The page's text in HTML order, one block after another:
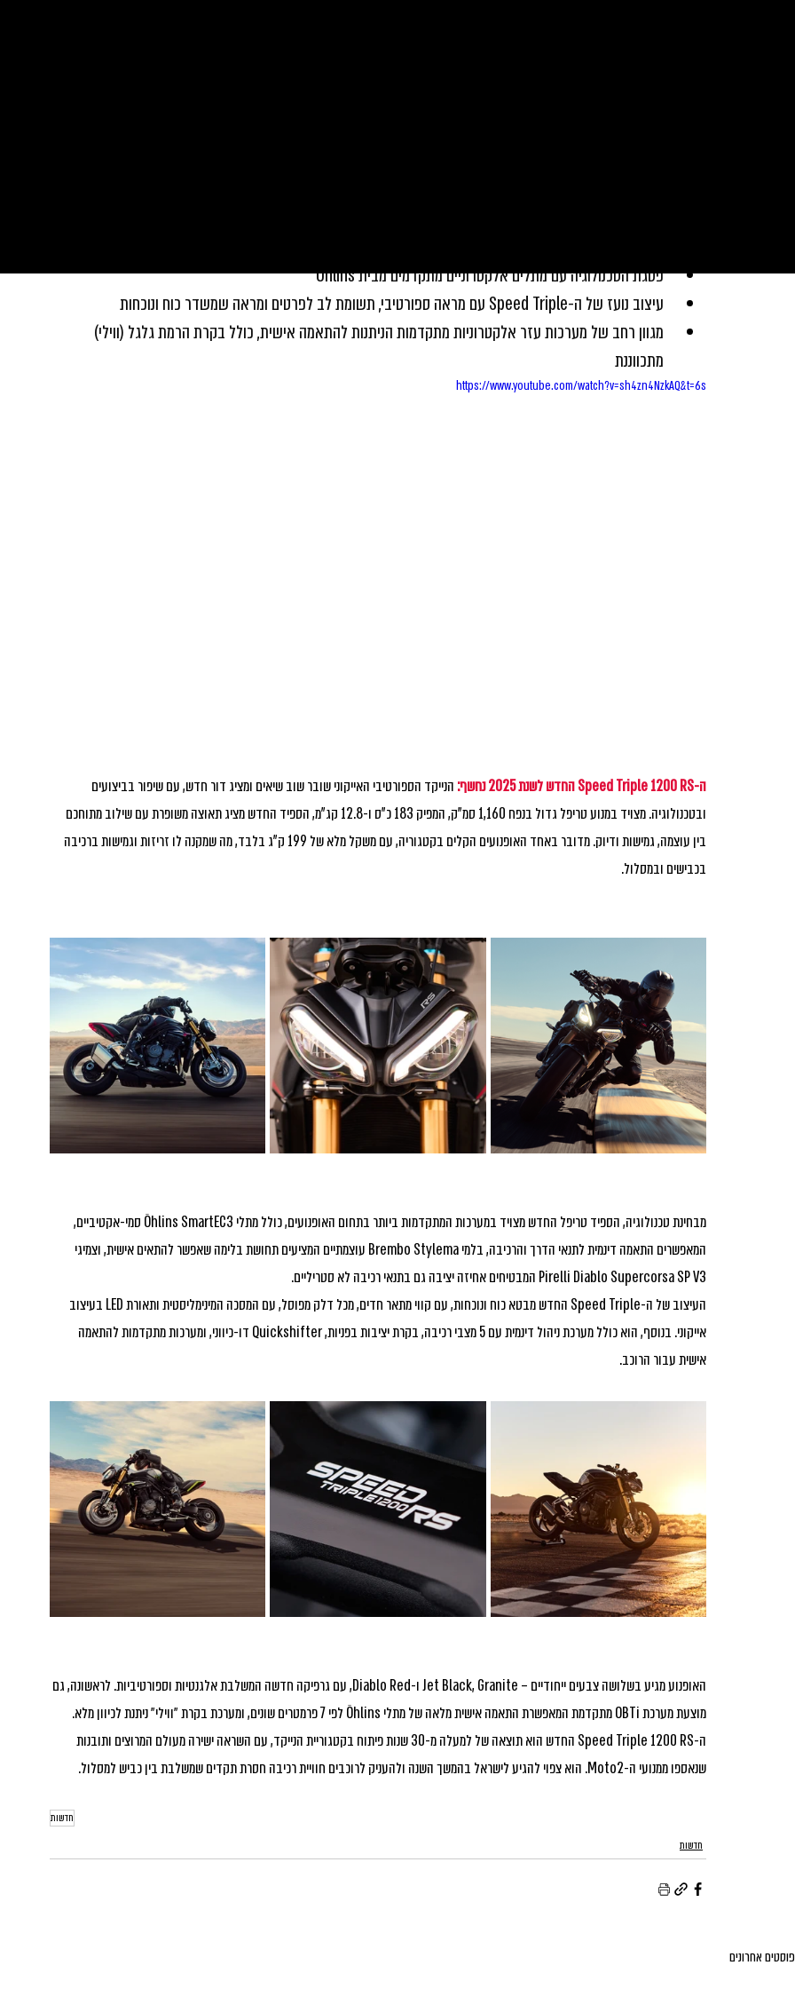
פסגת הטכנולוגיה עם מתלים אלקטרוניים מתקדמים מבית Öhlins
עיצוב נועז של ה-Speed Triple עם מראה ספורטיבי, תשומת לב לפרטים ומראה שמשדר כוח ונוכחות
מגוון רחב של מערכות עזר אלקטרוניות מתקדמות הניתנות להתאמה אישית, כולל בקרת הרמת גלגל (ווילי)
מתכווננת
https://www.youtube.com/watch?v=sh4zn4NzkAQ&t=6s
ה-Speed Triple 1200 RS החדש לשנת 2025 נחשף:
הנייקד הספורטיבי האייקוני שובר שוב שיאים ומציג דור חדש, עם שיפור בביצועים
ובטכנולוגיה. מצויד במנוע טריפל גדול בנפח 1,160 סמ”ק, המפיק 183 כ”ס ו-12.8 קג”מ, הספיד החדש מציג תאוצה משופרת עם שילוב מתוחכם
בין עוצמה, גמישות ודיוק. מדובר באחד האופנועים הקלים בקטגוריה, עם משקל מלא של 199 ק”ג בלבד, מה שמקנה לו זריזות וגמישות ברכיבה
בכבישים ובמסלול.
מבחינת טכנולוגיה, הספיד טריפל החדש מצויד במערכות המתקדמות ביותר בתחום האופנועים, כולל מתלי Öhlins SmartEC3 סמי-אקטיביים,
המאפשרים התאמה דינמית לתנאי הדרך והרכיבה, בלמי Brembo Stylema עוצמתיים המציעים תחושת בלימה שאפשר להתאים אישית, וצמיגי
Pirelli Diablo Supercorsa SP V3 המבטיחים אחיזה יציבה גם בתנאי רכיבה לא סטריליים.
העיצוב של ה-Speed Triple החדש מבטא כוח ונוכחות, עם קווי מתאר חדים, מכל דלק מפוסל, עם המסכה המינימליסטית ותאורת LED בעיצוב
אייקוני. בנוסף, הוא כולל מערכת ניהול דינמית עם 5 מצבי רכיבה, בקרת יציבות בפניות, Quickshifter דו-כיווני, ומערכות מתקדמות להתאמה
אישית עבור הרוכב.
האופנוע מגיע בשלושה צבעים ייחודיים – Jet Black, Granite ו-Diablo Red, עם גרפיקה חדשה המשלבת אלגנטיות וספורטיביות. לראשונה, גם
מוצעת מערכת OBTi מתקדמת המאפשרת התאמה אישית מלאה של מתלי Öhlins לפי 7 פרמטרים שונים, ומערכת בקרת ״ווילי״ ניתנת לכיוון מלא.
ה-Speed Triple 1200 RS החדש הוא תוצאה של למעלה מ-30 שנות פיתוח בקטגוריית הנייקד, עם השראה ישירה מעולם המרוצים ותובנות
שנאספו ממנועי ה-Moto2. הוא צפוי להגיע לישראל בהמשך השנה ולהעניק לרוכבים חוויית רכיבה חסרת תקדים שמשלבת בין כביש למסלול.
חדשות
חדשות
פוסטים אחרונים